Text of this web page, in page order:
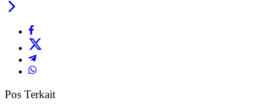
Pos Terkait